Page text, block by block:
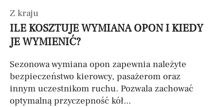
Z kraju
ILE KOSZTUJE WYMIANA OPON I KIEDY
JE WYMIENIĆ?
Sezonowa wymiana opon zapewnia należyte
bezpieczeństwo kierowcy, pasażerom oraz
innym uczestnikom ruchu. Pozwala zachować
optymalną przyczepność kół...